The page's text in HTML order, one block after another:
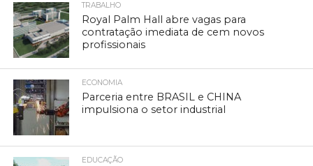
TRABALHO
Royal Palm Hall abre vagas para
contratação imediata de cem novos
profissionais
ECONOMIA
Parceria entre BRASIL e CHINA
impulsiona o setor industrial
EDUCAÇÃO